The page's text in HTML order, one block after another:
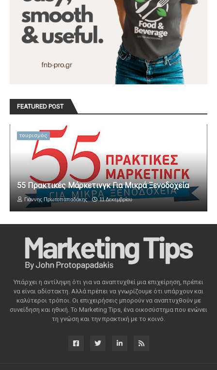
FEATURED POST
τουρισμός
55 Πρακτικές Μάρκετινγκ Για Μικρά Ξενοδοχεία
Γιάννης Πρωτοπαπαδάκης 11 Δεκεμβρίου
Υπάρχει η αντίληψη ότι για να αναπτυχθεί μια επιχείρηση, πρέπει
να είναι αδίστακτη. Αλλά πρέπει να γνωρίζουμε ότι υπάρχουν και
καλύτεροι τρόποι. Οι επιχειρήσεις μπορούν να αναπτυχθούν με
συνείδηση ​​και ηθική. Το Marketing Tips, ένα οικοσύστημα που ενώνει
τη γνώση και την πρακτική με το κοινό.